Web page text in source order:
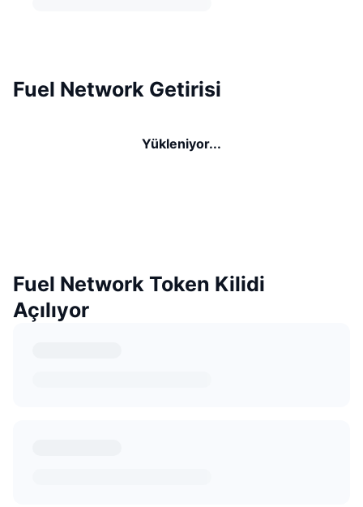
Fuel Network Getirisi
Yükleniyor...
Fuel Network Token Kilidi
Açılıyor